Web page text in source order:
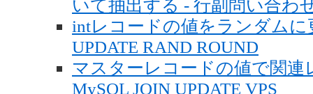
いて抽出する - 行副問い合わ
intレコードの値をランダムに
UPDATE RAND ROUND
マスターレコードの値で関
MySQL JOIN UPDATE VPS